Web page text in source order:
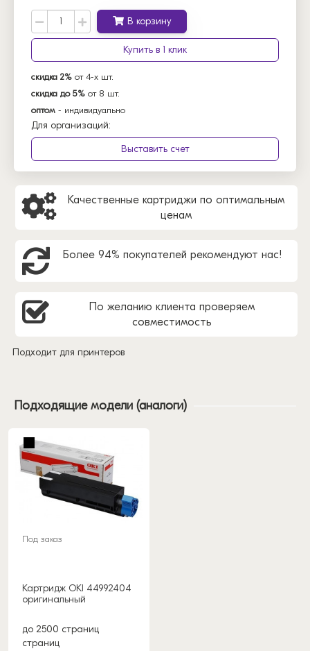
В корзину
Купить в 1 клик
скидка 2% от 4-х шт.
скидка до 5% от 8 шт.
оптом - индивидуально
Для организаций:
Выставить счет
Качественные картриджи по оптимальным
ценам
Более 94% покупателей рекомендуют нас!
По желанию клиента проверяем
совместимость
Подходит для принтеров
Подходящие модели (аналоги)
Под заказ
Картридж OKI 44992404
оригинальный
до 2500 страниц
страниц